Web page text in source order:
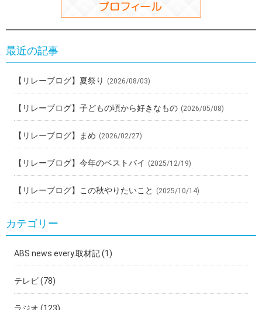
最近の記事
【リレーブログ】夏祭り (2026/08/03)
【リレーブログ】子どもの頃から好きなもの (2026/05/08)
【リレーブログ】まめ (2026/02/27)
【リレーブログ】今年のベストバイ (2025/12/19)
【リレーブログ】この秋やりたいこと (2025/10/14)
カテゴリー
ABS news every.取材記(1)
テレビ(78)